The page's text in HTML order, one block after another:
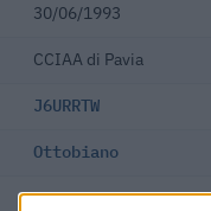
30/06/1993
CCIAA di Pavia
J6URRTW
Ottobiano
Strada San Giovanni